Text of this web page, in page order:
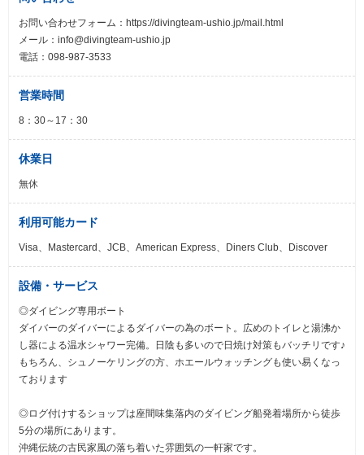
お問い合わせフォーム：https://divingteam-ushio.jp/mail.html
メール：info@divingteam-ushio.jp
電話：098-987-3533
営業時間
8：30～17：30
休業日
無休
利用可能カード
Visa、Mastercard、JCB、American Express、Diners Club、Discover
設備・サービス
◎ダイビング専用ボート
ダイバーのダイバーによるダイバーの為のボート。広めのトイレと湯沸か
し器による温水シャワー完備。日陰も多いので日焼け対策もバッチリです♪
もちろん、シュノーケリングの方、ホエールウォッチングも使い易くなっ
ております
◎ログ付けするショップは座間味集落内のダイビング船発着場所から徒歩
5分の場所にあります。
沖縄伝統の古民家風の落ち着いた雰囲気の一軒家です。